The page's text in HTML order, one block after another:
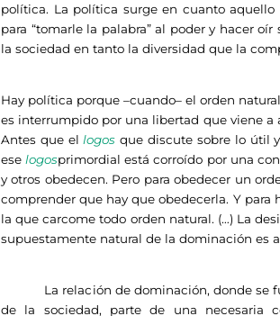
política. La política surge en cuanto
para “tomarle la palabra” al poder y hacer
la sociedad en tanto la diversidad que la
Hay política porque –cuando– el orden
es interrumpido por una libertad que viene
Antes que el logos que discute sobre lo útil
ese logosprimordial está corroído por una
y otros obedecen. Pero para obedecer un
comprender que hay que obedecerla. Y para
la que carcome todo orden natural. (…) La
supuestamente natural de la dominación es
La relación de dominación, donde se
de la sociedad, parte de una necesaria